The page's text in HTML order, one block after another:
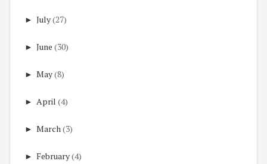
► July(27)
► June (30)
► May(8)
► April (4)
► March(3)
► February(4)